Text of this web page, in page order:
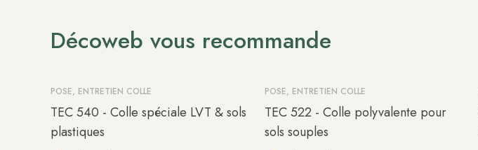
Décoweb vous recommande
-10%
POSE, ENTRETIEN COLLE
TEC 540 - Colle spéciale LVT & sols
plastiques
-10%
POSE, ENTRETIEN COLLE
TEC 522 - Colle polyvalente pour
sols souples